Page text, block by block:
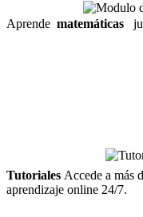
Aprende matemáticas
Tutoriales Accede a más
aprendizaje online 24/7.